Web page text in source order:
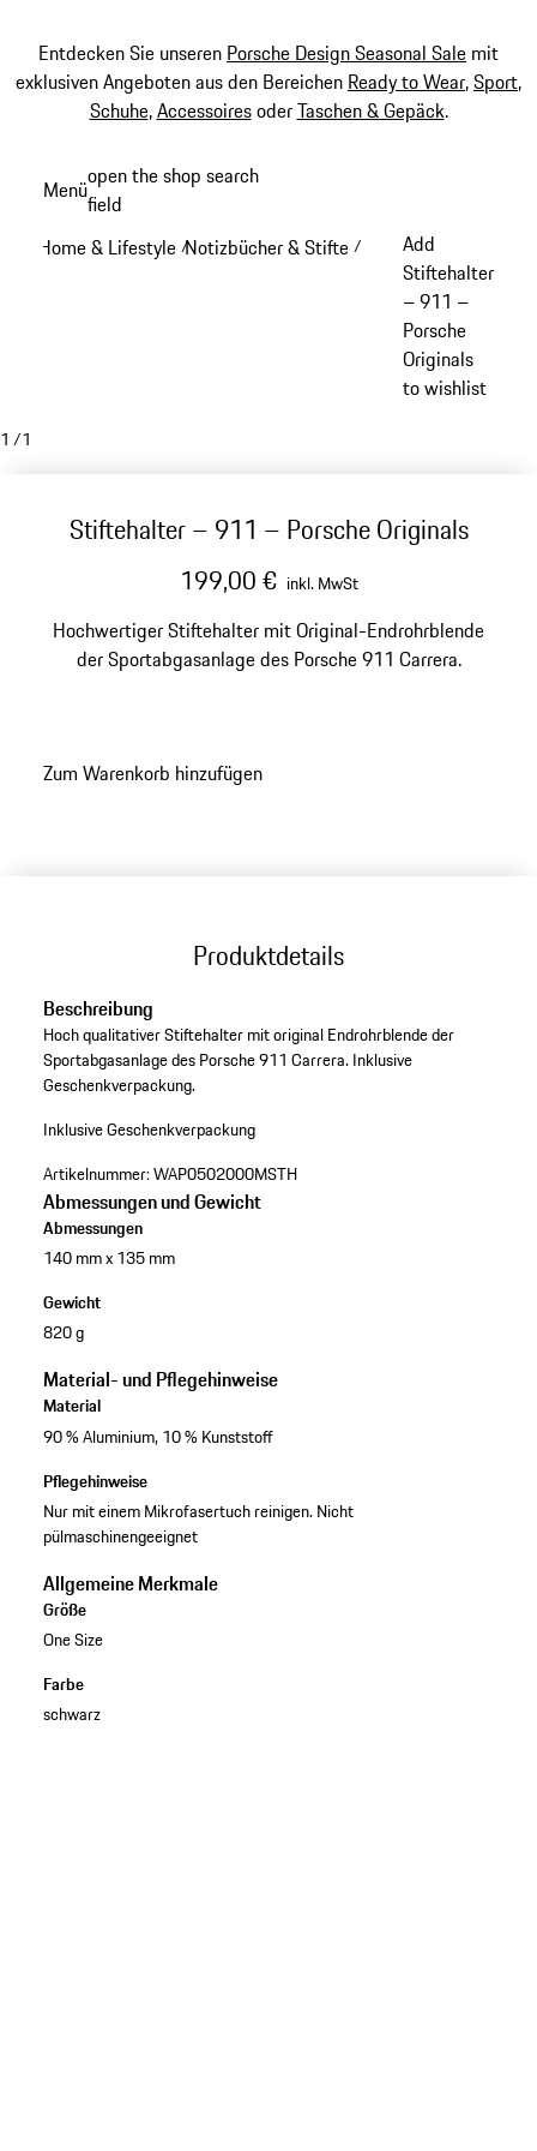
Entdecken Sie unseren Porsche Design Seasonal Sale mit
exklusiven Angeboten aus den Bereichen Ready to Wear,Sport,
Schuhe,AccessoiresoderTaschen & Gepäck.
Hauptinhalt
Menüopen the shop search
field
Home & Lifestyle /Notizbücher & Stifte /
Add
Stiftehalter
– 911 –
Porsche
Originals
to wishlist
1 /1
Stiftehalter – 911 – Porsche Originals
199,00 € inkl. MwSt
Hochwertiger Stiftehalter mit Original-Endrohrblende
der Sportabgasanlage des Porsche 911 Carrera.
Zum Warenkorb hinzufügen
Produktdetails
Beschreibung
Hoch qualitativer Stiftehalter mit original Endrohrblende der
Sportabgasanlage des Porsche 911 Carrera. Inklusive
Geschenkverpackung.
Inklusive Geschenkverpackung
Artikelnummer:WAP0502000MSTH
Abmessungen und Gewicht
Abmessungen
140 mm x 135 mm
Gewicht
820 g
Material- und Pflegehinweise
Material
90 % Aluminium, 10 % Kunststoff
Pflegehinweise
Nur mit einem Mikrofasertuch reinigen. Nicht
pülmaschinengeeignet
Allgemeine Merkmale
Größe
One Size
Farbe
schwarz